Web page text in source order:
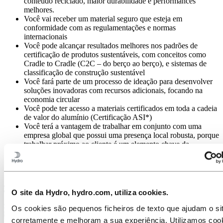
O site da Hydro, hydro.com, utiliza cookies.
Os cookies são pequenos ficheiros de texto que ajudam o
corretamente e melhoram a sua experiência. Utilizamos
melhores.
Você vai receber um material seguro que esteja em
conformidade com as regulamentações e normas
internacionais
Você pode alcançar resultados melhores nos padrões de
certificação de produtos sustentáveis, com conceitos como
Cradle to Cradle (C2C – do berço ao berço), e sistemas de
classificação de construção sustentável
Você fará parte de um processo de ideação para desenvolver
soluções inovadoras com recursos adicionais, focando na
economia circular
Você pode ter acesso a materiais certificados em toda a cadeia
de valor do alumínio (Certificação ASI*)
Você terá a vantagem de trabalhar em conjunto com uma
empresa global que possui uma presença local robusta, porque
trabalhar próximo ao cliente é um elemento chave da
sustentabilidade como um de seus pilares